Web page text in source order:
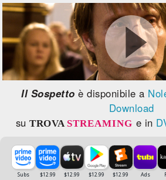
Il Sospetto è disponibile a
Download
suTROVA STREAMING e in